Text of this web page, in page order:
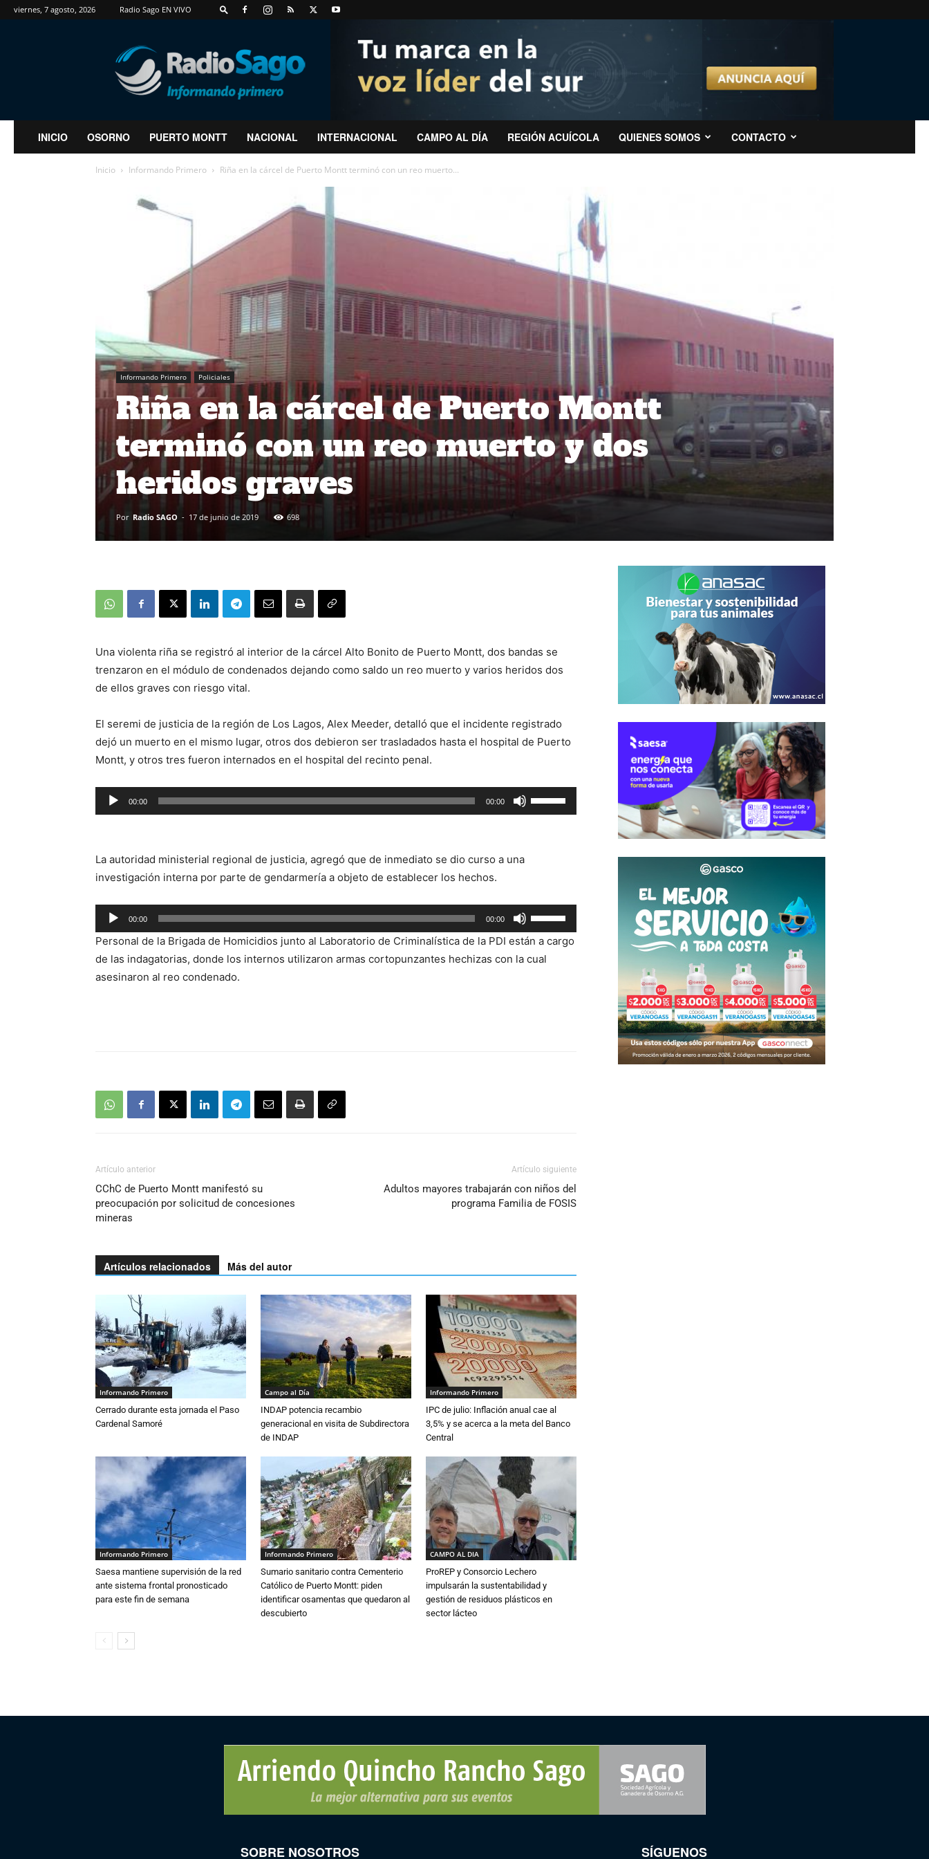
viernes, 7 agosto, 2026 Radio Sago EN VIVO
RadioSago
INICIO OSORNO PUERTO MONTT NACIONAL INTERNACIONAL CAMPO AL DÍA REGIÓN ACUÍCOLA QUIENES SOMOS CONTACTO
Inicio Informando Primero Riña en la cárcel de Puerto Montt terminó con un reo muerto...
Informando Primero Policiales
Riña en la cárcel de Puerto Montt
terminó con un reo muerto y dos
heridos graves
Por Radio SAGO - 17 de junio de 2019 698
Una violenta riña se registró al interior de la cárcel Alto Bonito de Puerto Montt, dos bandas se
trenzaron en el módulo de condenados dejando como saldo un reo muerto y varios heridos dos
de ellos graves con riesgo vital.
El seremi de justicia de la región de Los Lagos, Alex Meeder, detalló que el incidente registrado
dejó un muerto en el mismo lugar, otros dos debieron ser trasladados hasta el hospital de Puerto
Montt, y otros tres fueron internados en el hospital del recinto penal.
Reproductor
de
00:00 00:00
las
para
aumentar
o
disminuir
La autoridad ministerial regional de justicia, agregó que de inmediato se dio curso a una
investigación interna por parte de gendarmería a objeto de establecer los hechos.
Reproductor
de
audio
00:00 00:00
las
teclas
de
Personal de la Brigada de Homicidios junto al Laboratorio de Criminalística de la PDI están a cargo
de las indagatorias, donde los internos utilizaron armas cortopunzantes hechizas con la cual
asesinaron al reo condenado.
Artículo anterior
CChC de Puerto Montt manifestó su
preocupación por solicitud de concesiones
mineras
Artículo siguiente
Adultos mayores trabajarán con niños del
programa Familia de FOSIS
Artículos relacionados Más del autor
Informando Primero
Cerrado durante esta jornada el Paso
Cardenal Samoré
Campo al Día
INDAP potencia recambio
generacional en visita de Subdirectora
de INDAP
Informando Primero
IPC de julio: Inflación anual cae al
3,5% y se acerca a la meta del Banco
Central
Informando Primero
Saesa mantiene supervisión de la red
ante sistema frontal pronosticado
para este fin de semana
Informando Primero
Sumario sanitario contra Cementerio
Católico de Puerto Montt: piden
identificar osamentas que quedaron al
descubierto
CAMPO AL DIA
ProREP y Consorcio Lechero
impulsarán la sustentabilidad y
gestión de residuos plásticos en
sector lácteo
SOBRE NOSOTROS SÍGUENOS